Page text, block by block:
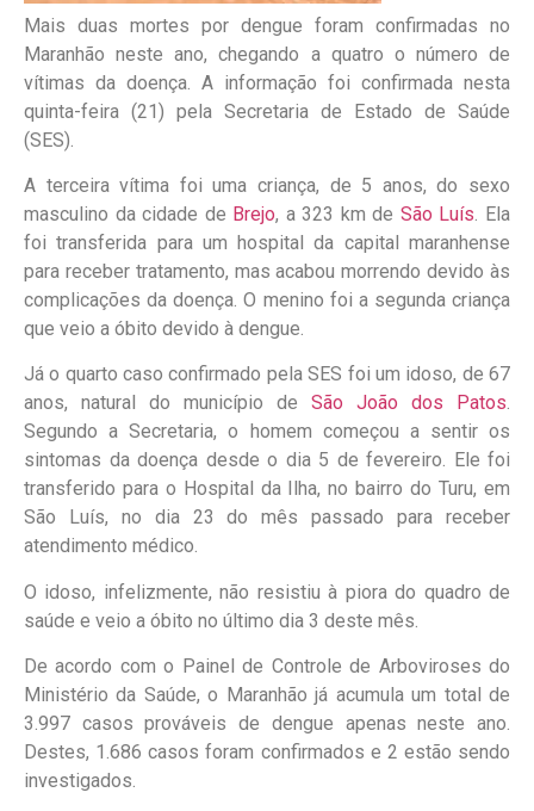
Mais duas mortes por dengue foram confirmadas no
Maranhão neste ano, chegando a quatro o número de
vítimas da doença. A informação foi confirmada nesta
quinta-feira (21) pela Secretaria de Estado de Saúde
(SES).
A terceira vítima foi uma criança, de 5 anos, do sexo
masculino da cidade de Brejo, a 323 km de São Luís. Ela
foi transferida para um hospital da capital maranhense
para receber tratamento, mas acabou morrendo devido às
complicações da doença. O menino foi a segunda criança
que veio a óbito devido à dengue.
Já o quarto caso confirmado pela SES foi um idoso, de 67
anos, natural do município de São João dos Patos.
Segundo a Secretaria, o homem começou a sentir os
sintomas da doença desde o dia 5 de fevereiro. Ele foi
transferido para o Hospital da Ilha, no bairro do Turu, em
São Luís, no dia 23 do mês passado para receber
atendimento médico.
O idoso, infelizmente, não resistiu à piora do quadro de
saúde e veio a óbito no último dia 3 deste mês.
De acordo com o Painel de Controle de Arboviroses do
Ministério da Saúde, o Maranhão já acumula um total de
3.997 casos prováveis de dengue apenas neste ano.
Destes, 1.686 casos foram confirmados e 2 estão sendo
investigados.